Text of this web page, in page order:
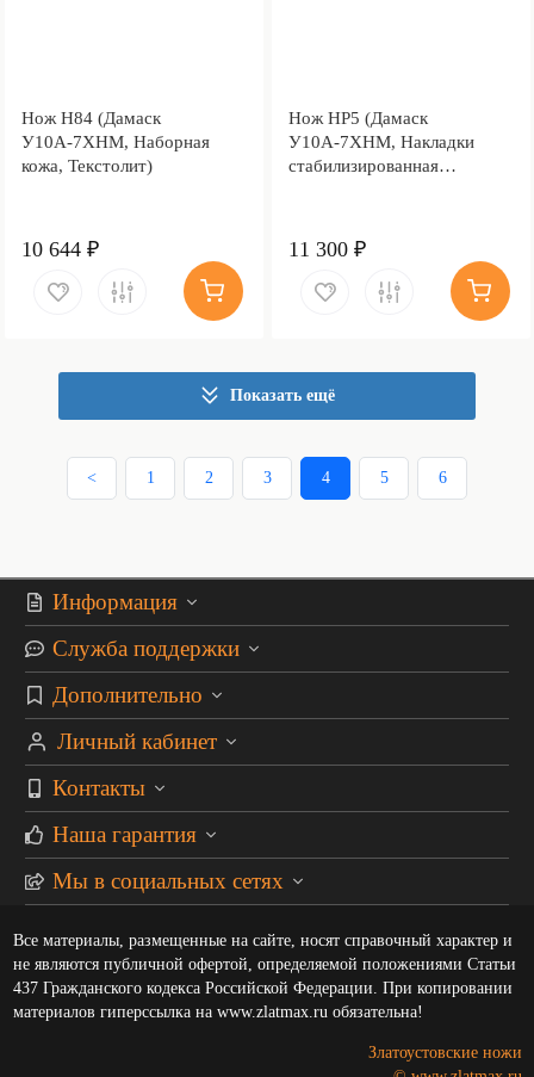
Нож Н84 (Дамаск
У10А-7ХНМ, Наборная
кожа, Текстолит)
10 644 ₽
Нож НР5 (Дамаск
У10А-7ХНМ, Накладки
стабилизированная
11 300 ₽
Показать ещё
< 1 2 3 4 5 6
Информация
Служба поддержки
Дополнительно
Личный кабинет
Контакты
Наша гарантия
Мы в социальных сетях
Все материалы, размещенные на сайте, носят справочный характер и
не являются публичной офертой, определяемой положениями Статьи
437 Гражданского кодекса Российской Федерации. При копировании
материалов гиперссылка на www.zlatmax.ru обязательна!
Златоустовские ножи